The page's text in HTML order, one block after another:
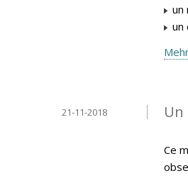
un
un
Un
21-11-2018
Ce